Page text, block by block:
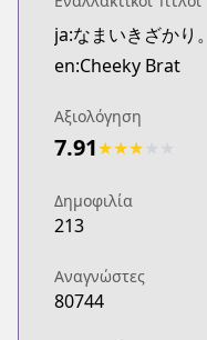
CDJapan
https://
MangaUpdates
https://
Book☆Walker
https://
Official English
https://
ja:なまいきざかり。
en:Cheeky Brat
Αξιολόγηση
7.91★★★
Δημοφιλία
213
Αναγνώστες
80744